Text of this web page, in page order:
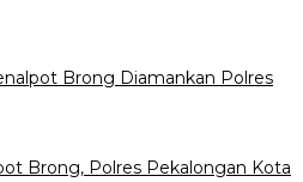
Brong Diamankan Polres
Brong, Polres Pekalongan Kota